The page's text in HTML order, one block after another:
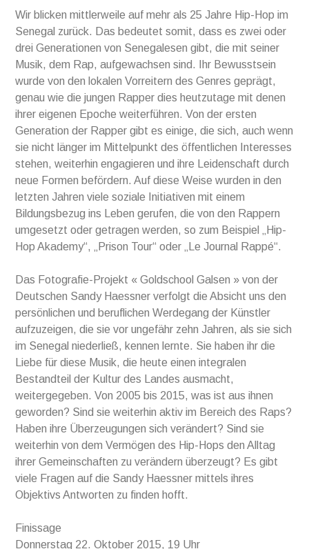
Wir blicken mittlerweile auf mehr als 25 Jahre Hip-Hop im
Senegal zurück. Das bedeutet somit, dass es zwei oder
drei Generationen von Senegalesen gibt, die mit seiner
Musik, dem Rap, aufgewachsen sind. Ihr Bewusstsein
wurde von den lokalen Vorreitern des Genres geprägt,
genau wie die jungen Rapper dies heutzutage mit denen
ihrer eigenen Epoche weiterführen. Von der ersten
Generation der Rapper gibt es einige, die sich, auch wenn
sie nicht länger im Mittelpunkt des öffentlichen Interesses
stehen, weiterhin engagieren und ihre Leidenschaft durch
neue Formen befördern. Auf diese Weise wurden in den
letzten Jahren viele soziale Initiativen mit einem
Bildungsbezug ins Leben gerufen, die von den Rappern
umgesetzt oder getragen werden, so zum Beispiel „Hip-
Hop Akademy“, „Prison Tour“ oder „Le Journal Rappé“.
Das Fotografie-Projekt « Goldschool Galsen » von der
Deutschen Sandy Haessner verfolgt die Absicht uns den
persönlichen und beruflichen Werdegang der Künstler
aufzuzeigen, die sie vor ungefähr zehn Jahren, als sie sich
im Senegal niederließ, kennen lernte. Sie haben ihr die
Liebe für diese Musik, die heute einen integralen
Bestandteil der Kultur des Landes ausmacht,
weitergegeben. Von 2005 bis 2015, was ist aus ihnen
geworden? Sind sie weiterhin aktiv im Bereich des Raps?
Haben ihre Überzeugungen sich verändert? Sind sie
weiterhin von dem Vermögen des Hip-Hops den Alltag
ihrer Gemeinschaften zu verändern überzeugt? Es gibt
viele Fragen auf die Sandy Haessner mittels ihres
Objektivs Antworten zu finden hofft.
Finissage
Donnerstag 22. Oktober 2015, 19 Uhr